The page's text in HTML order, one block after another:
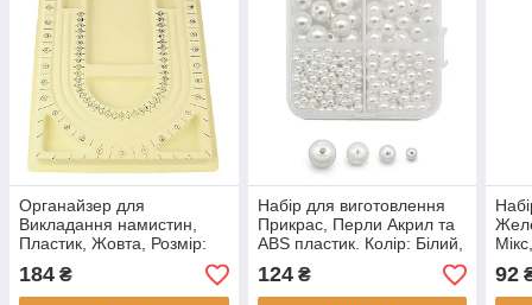
Органайзер для
Викладання намистин,
Пластик, Жовта, Розмір:
Довжина 32.5 см, Ширина
23.5 см, 1 шт, 1 шт, 1
184 ₴
Набір для виготовлення
Прикрас, Перли Акрил та
ABS пластик. Колір: Білий,
Розмір: 4, 6, 8, 10 мм, (1
набір)
124₴ 92